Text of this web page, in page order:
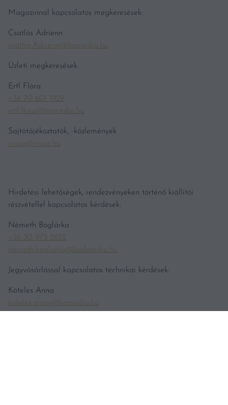
Magazinnal kapcsolatos megkeresések:
Csatlós Adrienn
csatlos.Adrienn@hgmedia.hu
Üzleti megkeresések:
Ertl Flóra
+36 70 601 1929
ertl.flora@hgmedia.hu
Sajtótájékoztatók, -közlemények
vince@vince.hu
Hirdetési lehetőségek, rendezvényeken történő kiállítói
részvétellel kapcsolatos kérdések:
Németh Boglárka
+36 30 975 2652
nemeth.boglarka@kodmedia.hu
Jegyvásárlással kapcsolatos technikai kérdések:
Köteles Anna
koteles.anna@hgmedia.hu